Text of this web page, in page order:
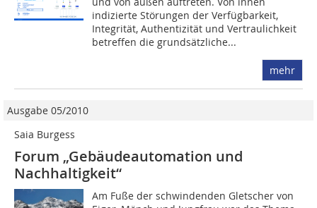
indizierte Störungen der Verfügbarkeit,
Integrität, Authentizität und Vertraulichkeit
betreffen die grundsätzliche...
mehr
Ausgabe 05/2010
Saia Burgess
Forum „Gebäudeautomation und
Nachhaltigkeit“
Am Fuße der schwindenden Gletscher von